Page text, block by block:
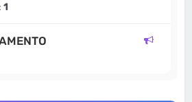
1